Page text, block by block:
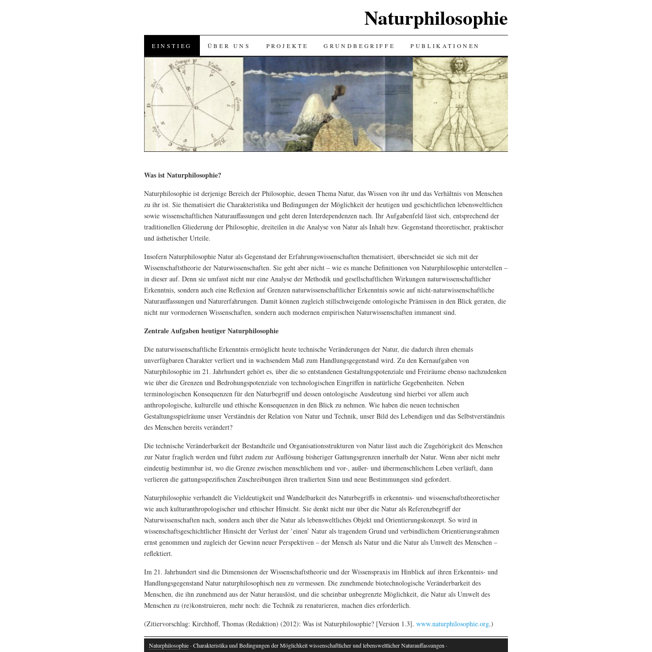
Naturphilosophie
SKIP
CONTENT
EINSTIEG ÜBER UNS PROJEKTE GRUNDBEGRIFFE PUBLIKATIONEN
Was ist Naturphilosophie?
Naturphilosophie ist derjenige Bereich der Philosophie, dessen Thema Natur, das Wissen von ihr und das Verhältnis von Menschen
zu ihr ist. Sie thematisiert die Charakteristika und Bedingungen der Möglichkeit der heutigen und geschichtlichen lebensweltlichen
sowie wissenschaftlichen Naturauffassungen und geht deren Interdependenzen nach. Ihr Aufgabenfeld lässt sich, entsprechend der
traditionellen Gliederung der Philosophie, dreiteilen in die Analyse von Natur als Inhalt bzw. Gegenstand theoretischer, praktischer
und ästhetischer Urteile.
Insofern Naturphilosophie Natur als Gegenstand der Erfahrungswissenschaften thematisiert, überschneidet sie sich mit der
Wissenschaftstheorie der Naturwissenschaften. Sie geht aber nicht – wie es manche Definitionen von Naturphilosophie unterstellen –
in dieser auf. Denn sie umfasst nicht nur eine Analyse der Methodik und gesellschaftlichen Wirkungen naturwissenschaftlicher
Erkenntnis, sondern auch eine Reflexion auf Grenzen naturwissenschaftlicher Erkenntnis sowie auf nicht-naturwissenschaftliche
Naturauffassungen und Naturerfahrungen. Damit können zugleich stillschweigende ontologische Prämissen in den Blick geraten, die
nicht nur vormodernen Wissenschaften, sondern auch modernen empirischen Naturwissenschaften immanent sind.
Zentrale Aufgaben heutiger Naturphilosophie
Die naturwissenschaftliche Erkenntnis ermöglicht heute technische Veränderungen der Natur, die dadurch ihren ehemals
unverfügbaren Charakter verliert und in wachsendem Maß zum Handlungsgegenstand wird. Zu den Kernaufgaben von
Naturphilosophie im 21. Jahrhundert gehört es, über die so entstandenen Gestaltungspotenziale und Freiräume ebenso nachzudenken
wie über die Grenzen und Bedrohungspotenziale von technologischen Eingriffen in natürliche Gegebenheiten. Neben
terminologischen Konsequenzen für den Naturbegriff und dessen ontologische Ausdeutung sind hierbei vor allem auch
anthropologische, kulturelle und ethische Konsequenzen in den Blick zu nehmen. Wie haben die neuen technischen
Gestaltungsspielräume unser Verständnis der Relation von Natur und Technik, unser Bild des Lebendigen und das Selbstverständnis
des Menschen bereits verändert?
Die technische Veränderbarkeit der Bestandteile und Organisationsstrukturen von Natur lässt auch die Zugehörigkeit des Menschen
zur Natur fraglich werden und führt zudem zur Auflösung bisheriger Gattungsgrenzen innerhalb der Natur. Wenn aber nicht mehr
eindeutig bestimmbar ist, wo die Grenze zwischen menschlichem und vor-, außer- und übermenschlichem Leben verläuft, dann
verlieren die gattungsspezifischen Zuschreibungen ihren tradierten Sinn und neue Bestimmungen sind gefordert.
Naturphilosophie verhandelt die Vieldeutigkeit und Wandelbarkeit des Naturbegriffs in erkenntnis- und wissenschaftstheoretischer
wie auch kulturanthropologischer und ethischer Hinsicht. Sie denkt nicht nur über die Natur als Referenzbegriff der
Naturwissenschaften nach, sondern auch über die Natur als lebensweltliches Objekt und Orientierungskonzept. So wird in
wissenschaftsgeschichtlicher Hinsicht der Verlust der ’einen’ Natur als tragendem Grund und verbindlichem Orientierungsrahmen
ernst genommen und zugleich der Gewinn neuer Perspektiven – der Mensch als Natur und die Natur als Umwelt des Menschen –
reflektiert.
Im 21. Jahrhundert sind die Dimensionen der Wissenschaftstheorie und der Wissenspraxis im Hinblick auf ihren Erkenntnis- und
Handlungsgegenstand Natur naturphilosophisch neu zu vermessen. Die zunehmende biotechnologische Veränderbarkeit des
Menschen, die ihn zunehmend aus der Natur herauslöst, und die scheinbar unbegrenzte Möglichkeit, die Natur als Umwelt des
Menschen zu (re)konstruieren, mehr noch: die Technik zu renaturieren, machen dies erforderlich.
(Zitiervorschlag: Kirchhoff, Thomas (Redaktion) (2012): Was ist Naturphilosophie? [Version 1.3]. www.naturphilosophie.org.)
Naturphilosophie · Charakteristika und Bedingungen der Möglichkeit wissenschaftlicher und lebensweltlicher Naturauffassungen ·